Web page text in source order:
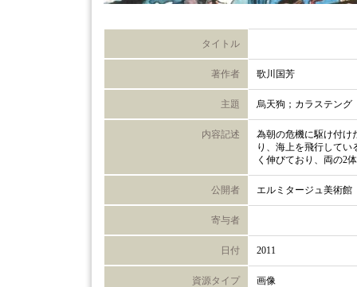
タイトル
著作者 歌川国芳
主題 烏天狗；カラステング
内容記述
為朝の危機に駆け付け
り、海上を飛行して
く伸びており、両の2
公開者 エルミタージュ美術館
寄与者
日付 2011
資源タイプ 画像